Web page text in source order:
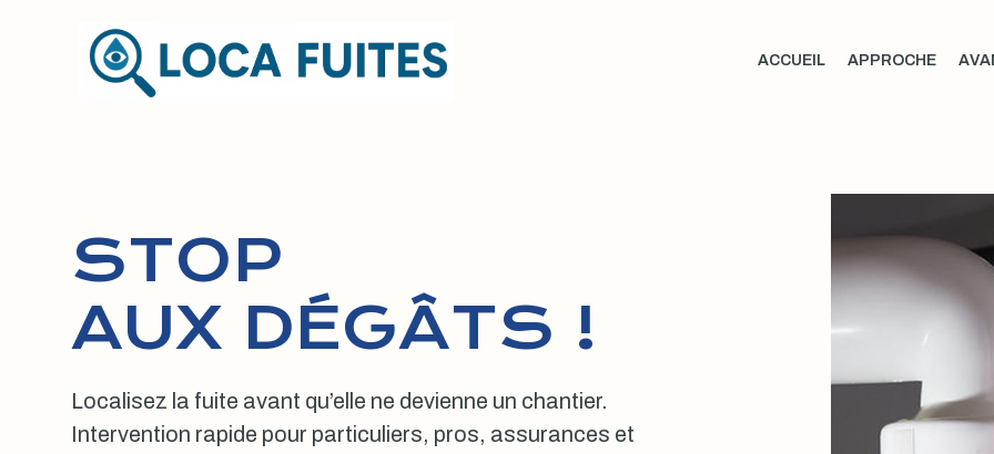
ACCUEIL APPROCHE
STOP
AUX DÉGÂTS !
Localisez la fuite avant qu’elle ne devienne un chantier.
Intervention rapide pour particuliers, pros, assurances et